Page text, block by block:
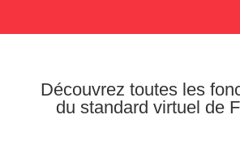
Découvrez toutes les
du standard virtuel de